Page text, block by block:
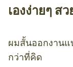
เองง่ายๆ ส
ผมสั้นออกงานแ
กว่าที่คิด